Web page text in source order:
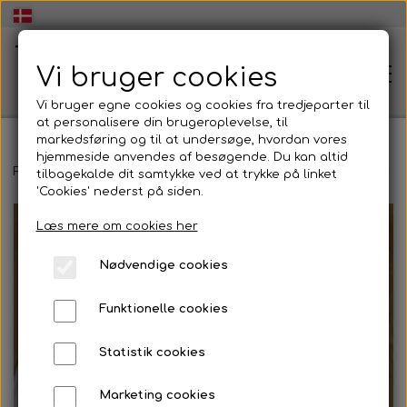
🏠Hjem
🧠Workshop dans og udtryk👥
Energisk og inspirerende Workshop i dans og
🏫Dans og udtryk i folkeskolen💃
Forside Basis (kroppen) Koreografiske virkemidler og
Vi bruger cookies
Vi bruger egne cookies og cookies fra tredjeparter til
at personalisere din brugeroplevelse, til
markedsføring og til at undersøge, hvordan vores
hjemmeside anvendes af besøgende. Du kan altid
tilbagekalde dit samtykke ved at trykke på linket
'Cookies' nederst på siden.
Læs mere om cookies her
Nødvendige cookies
Funktionelle cookies
Statistik cookies
Marketing cookies